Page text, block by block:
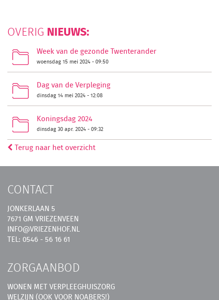
OVERIG NIEUWS:
Week van de gezonde Twenterander
woensdag 15 mei 2024 - 09:50
Dag van de Verpleging
dinsdag 14 mei 2024 - 12:08
Koningsdag 2024
dinsdag 30 apr. 2024 - 09:32
Terug naar het overzicht
CONTACT
JONKERLAAN 5
7671 GM VRIEZENVEEN
INFO@VRIEZENHOF.NL
TEL: 0546 - 56 16 61
ZORGAANBOD
WONEN MET VERPLEEGHUISZORG
WELZIJN (OOK VOOR NOABERS!)